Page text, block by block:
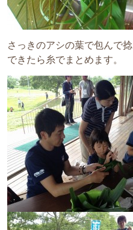
さっきのアシの葉で包んで
できたら糸でまとめます。